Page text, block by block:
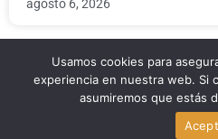
agosto 6, 2026
Politica
Fauci, declarado en desacato
Senado de Estados Unidos
Usamos cookies para
experiencia en nuestra web. Si
asumiremos que estás